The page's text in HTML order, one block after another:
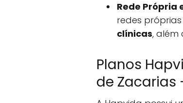
Rede Própria
redes
clínicas, além
Planos
de Zacarias